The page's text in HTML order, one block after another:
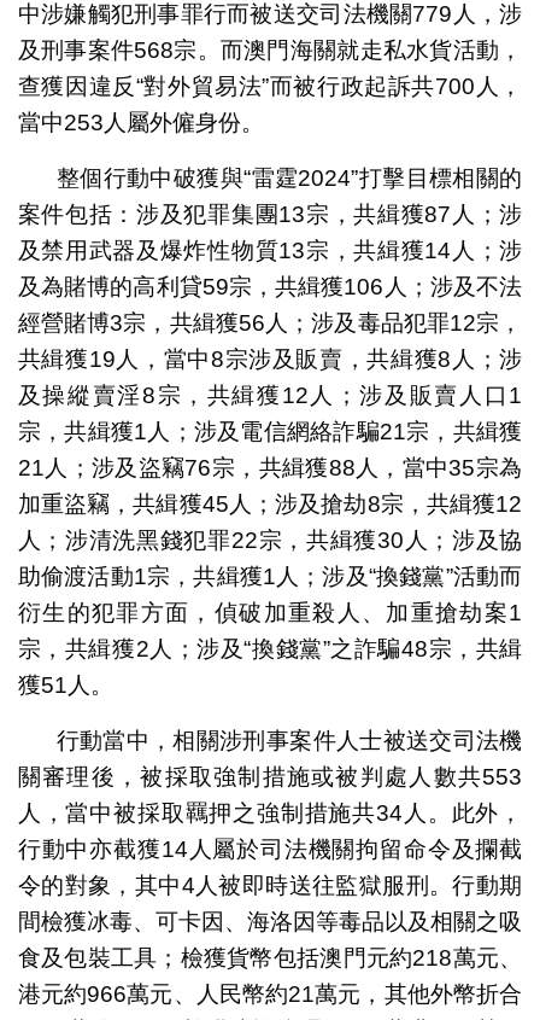
中涉嫌觸犯刑事罪行而被送交司法機關779人，涉
及刑事案件568宗。而澳門海關就走私水貨活動，
查獲因違反“對外貿易法”而被行政起訴共700人，
當中253人屬外僱身份。
整個行動中破獲與“雷霆2024”打擊目標相關的
案件包括：涉及犯罪集團13宗，共緝獲87人；涉
及禁用武器及爆炸性物質13宗，共緝獲14人；涉
及為賭博的高利貸59宗，共緝獲106人；涉及不法
經營賭博3宗，共緝獲56人；涉及毒品犯罪12宗，
共緝獲19人，當中8宗涉及販賣，共緝獲8人；涉
及操縱賣淫8宗，共緝獲12人；涉及販賣人口1
宗，共緝獲1人；涉及電信網絡詐騙21宗，共緝獲
21人；涉及盜竊76宗，共緝獲88人，當中35宗為
加重盜竊，共緝獲45人；涉及搶劫8宗，共緝獲12
人；涉清洗黑錢犯罪22宗，共緝獲30人；涉及協
助偷渡活動1宗，共緝獲1人；涉及“換錢黨”活動而
衍生的犯罪方面，偵破加重殺人、加重搶劫案1
宗，共緝獲2人；涉及“換錢黨”之詐騙48宗，共緝
獲51人。
行動當中，相關涉刑事案件人士被送交司法機
關審理後，被採取強制措施或被判處人數共553
人，當中被採取羈押之強制措施共34人。此外，
行動中亦截獲14人屬於司法機關拘留命令及攔截
令的對象，其中4人被即時送往監獄服刑。行動期
間檢獲冰毒、可卡因、海洛因等毒品以及相關之吸
食及包裝工具；檢獲貨幣包括澳門元約218萬元、
港元約966萬元、人民幣約21萬元，其他外幣折合